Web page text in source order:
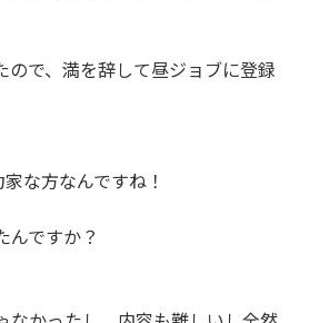
ので、満を辞して昼ジョブに登録
な方なんですね！
んですか？